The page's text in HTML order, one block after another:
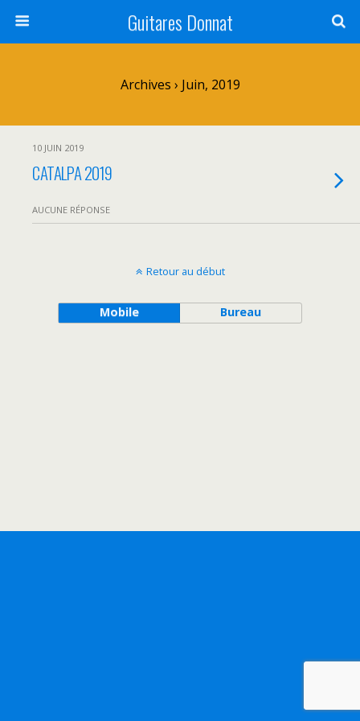
Guitares Donnat
Archives › Juin, 2019
10 JUIN 2019
CATALPA 2019
AUCUNE RÉPONSE
Retour au début
Mobile Bureau